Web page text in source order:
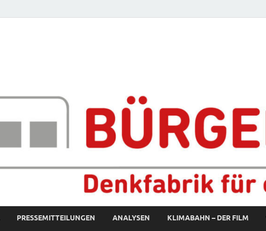
PRESSEMITTEILUNGEN ANALYSEN KLIMABAHN – DER FILM